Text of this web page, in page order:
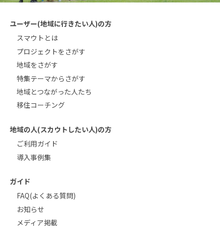
ユーザー(地域に行きたい人)の方
スマウトとは
プロジェクトをさがす
地域をさがす
特集テーマからさがす
地域とつながった人たち
移住コーチング
地域の人(スカウトしたい人)の方
ご利用ガイド
導入事例集
ガイド
FAQ(よくある質問)
お知らせ
メディア掲載